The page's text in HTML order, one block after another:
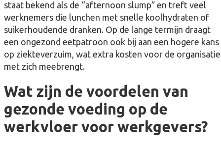
staat bekend als de “afternoon slump” en treft veel
werknemers die lunchen met snelle koolhydraten of
suikerhoudende dranken. Op de lange termijn draagt
een ongezond eetpatroon ook bij aan een hogere kans
op ziekteverzuim, wat extra kosten voor de organisatie
met zich meebrengt.
Wat zijn de voordelen van
gezonde voeding op de
werkvloer voor werkgevers?